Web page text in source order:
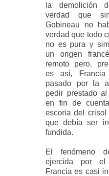
la demolición
verdad que
Gobineau no
verdad que todo
no es pura y
un origen
remoto pero,
es así,
pasado por la
pedir prestado
en fin de
escoria del
que debía ser
fundida.
El fenómeno
ejercida por el
Francia es casi